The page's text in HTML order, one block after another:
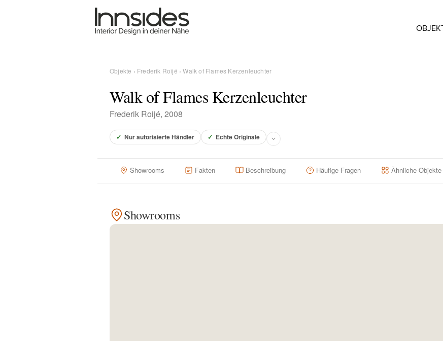
Objekte › Frederik Roijé › Walk of Flames Kerzenleuchter
Walk of Flames Kerzenleuchter
Frederik Roijé, 2008
✓ Nur autorisierte Händler ✓ Echte Originale
Showrooms Fakten Beschreibung Häufige Fragen Ähnliche Objekte
Showrooms